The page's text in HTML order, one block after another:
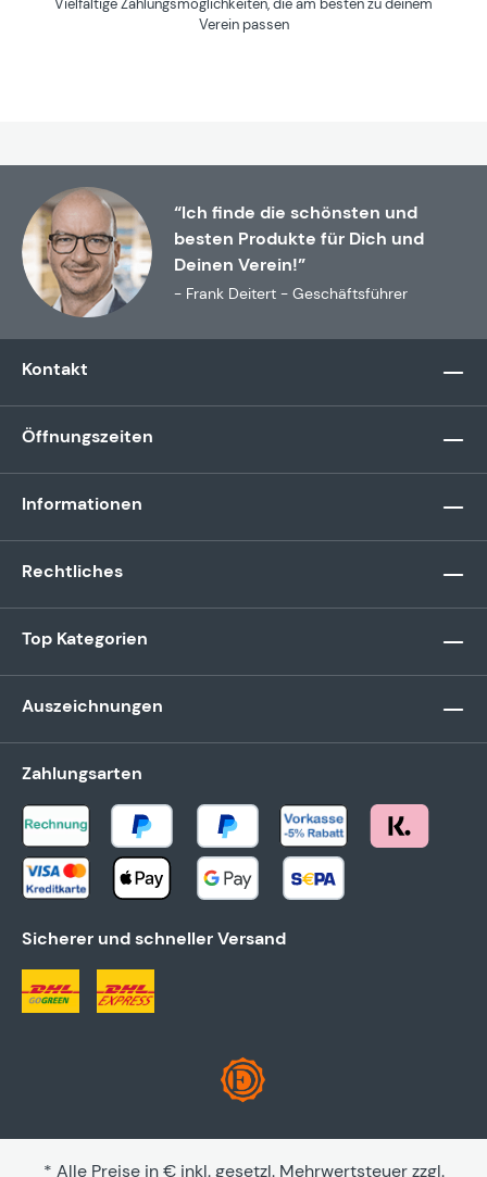
Vielfältige Zahlungsmöglichkeiten, die am besten zu deinem
Verein passen
“Ich finde die schönsten und
besten Produkte für Dich und
Deinen Verein!”
- Frank Deitert - Geschäftsführer
Kontakt
Öffnungszeiten
Informationen
Rechtliches
Top Kategorien
Auszeichnungen
Zahlungsarten
Sicherer und schneller Versand
* Alle Preise in € inkl. gesetzl. Mehrwertsteuer zzgl.